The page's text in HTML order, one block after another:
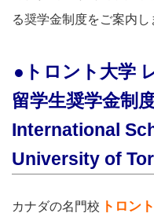
る奨学金制度をご案内し
●トロント大学
留学生奨学金制
International
University of
カナダの名門校 トロン